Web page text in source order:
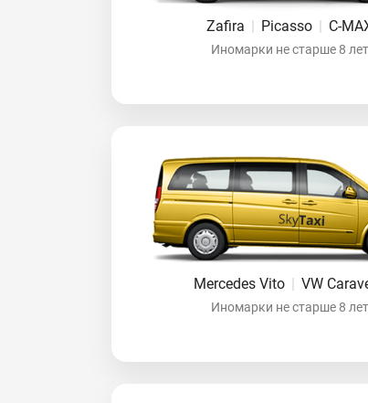
Zafira | Picasso | C-
Иномарки не старше 8 лет
Mercedes Vito | VW
Иномарки не старше 8 лет